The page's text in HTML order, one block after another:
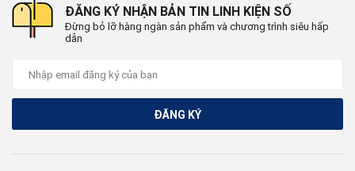
ĐĂNG KÝ NHẬN BẢN TIN LINH KIỆN SỐ
Đừng bỏ lỡ hàng ngàn sản phẩm và chương trình siêu hấp
dẫn
ĐĂNG KÝ